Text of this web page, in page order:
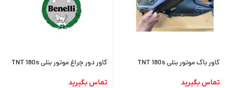
کاور باک موتور بنلی TNT 180s
تماس بگیرید
کاور دور چراغ موتور بنلی TNT 180s
تماس بگیرید